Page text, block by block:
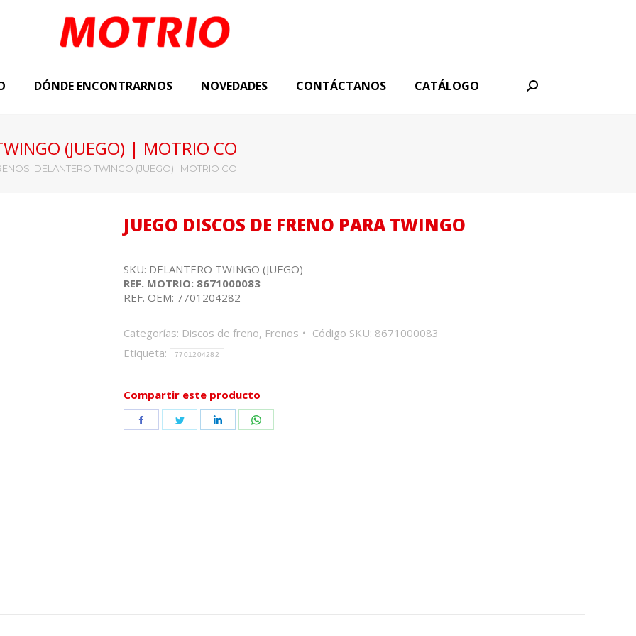
DÓNDE ENCONTRARNOS NOVEDADES CONTÁCTANOS CATÁLOGO Buscar:
(JUEGO) | MOTRIO CO
DELANTERO TWINGO (JUEGO) | MOTRIO CO
JUEGO DISCOS DE FRENO PARA TWINGO
SKU: DELANTERO TWINGO (JUEGO)
REF. MOTRIO: 8671000083
REF. OEM: 7701204282
Categorías: Discos de freno, Frenos Código SKU: 8671000083
Etiqueta:
7701204282
Compartir este producto
Share
Share
Share